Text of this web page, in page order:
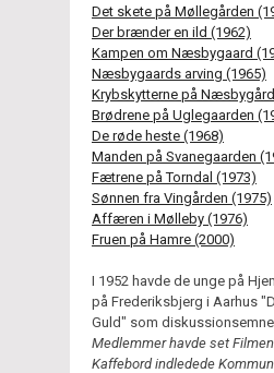
Det skete på Møllegården
Der brænder en ild (1962)
Kampen om Næsbygaard
Næsbygaards arving (1965)
Krybskytterne på
Brødrene på Uglegaarden
De røde heste (1968)
Manden på Svanegaarden
Fætrene på Torndal (1973)
Sønnen fra Vingården (1975)
Affæren i Mølleby (1976)
Fruen på Hamre (2000)
I 1952 havde de unge på
på Frederiksbjerg i Aarhus
Guld" som
Medlemmer havde set
Kaffebord indledede